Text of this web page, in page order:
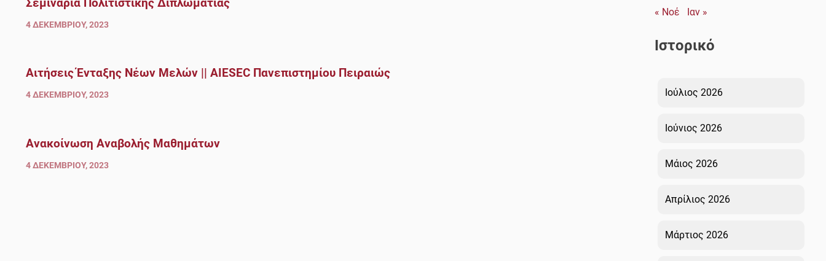
4 ΔΕΚΕΜΒΡΊΟΥ, 2023
Αιτήσεις Ένταξης Νέων Μελών || AIESEC Πανεπιστημίου Πειραιώς
4 ΔΕΚΕΜΒΡΊΟΥ, 2023
Ανακοίνωση Αναβολής Μαθημάτων
4 ΔΕΚΕΜΒΡΊΟΥ, 2023
« Νοέ
Ιαν »
Ιστορικό
Ιούλιος 2026
Ιούνιος 2026
Μάιος 2026
Απρίλιος 2026
Μάρτιος 2026